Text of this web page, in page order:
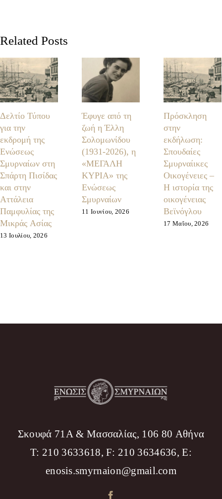
Related Posts
Δελτίο Τύπου
για την
εκδρομή της
Ενώσεως
Σμυρναίων στη
Σπάρτη Πισίδας
και στην
Αττάλεια
Παμφυλίας της
Μικράς Ασίας
13 Ιουλίου, 2026
Έφυγε από τη
ζωή η Έλλη
Σολομωνίδου
(1931-2026), η
«ΜΕΓΑΛΗ
ΚΥΡΙΑ» της
Ενώσεως
Σμυρναίων
11 Ιουνίου, 2026
Πρόσκληση
στην
εκδήλωση:
Σπουδαίες
Σμυρναίικες
Οικογένειες –
Η ιστορία της
οικογένειας
Βεϊνόγλου
17 Μαΐου, 2026
Σκουφά 71Α & Μασσαλίας, 106 80 Αθήνα
T: 210 3633618, F: 210 3634636, Ε:
enosis.smyrnaion@gmail.com